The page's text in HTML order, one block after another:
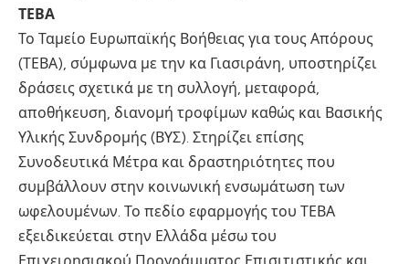
ΤΕΒΑ
Το Ταμείο Ευρωπαϊκής Βοήθειας για τους Απόρους
(ΤΕΒΑ), σύμφωνα με την κα Γιασιράνη, υποστηρίζει
δράσεις σχετικά με τη συλλογή, μεταφορά,
αποθήκευση, διανομή τροφίμων καθώς και Βασικής
Υλικής Συνδρομής (ΒΥΣ). Στηρίζει επίσης
Συνοδευτικά Μέτρα και δραστηριότητες που
συμβάλλουν στην κοινωνική ενσωμάτωση των
ωφελουμένων. Το πεδίο εφαρμογής του ΤΕΒΑ
εξειδικεύεται στην Ελλάδα μέσω του